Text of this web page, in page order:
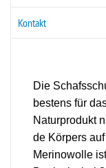
Kontakt
Die
bestens für
Naturprodukt
de Körpers
Merinowolle